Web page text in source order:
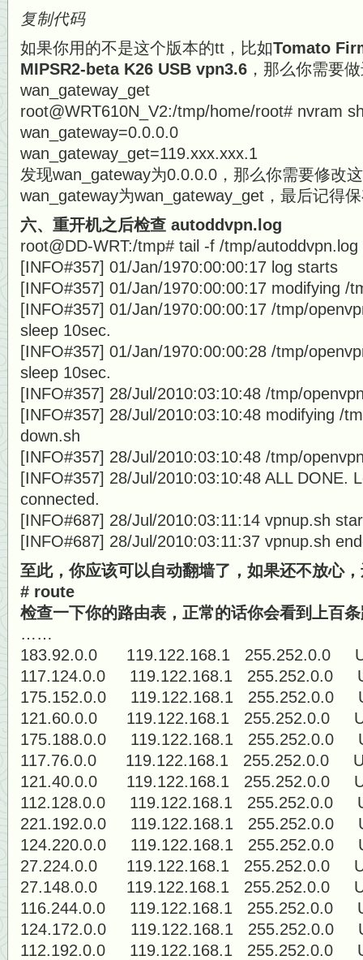
复制代码
如果你用的不是这个版本的tt，比如Tomato
MIPSR2-beta K26 USB vpn3.6 ，那么你需要
wan_gateway_get
root@WRT610N_V2:/tmp/home/root# nvram
wan_gateway=0.0.0.0
wan_gateway_get=119.xxx.xxx.1
发现wan_gateway为0.0.0.0，那么你需要修改
wan_gateway为wan_gateway_get，最后记得
六、重开机之后检查 autoddvpn.log
root@DD-WRT:/tmp# tail -f /tmp/autoddvpn.log
[INFO#357] 01/Jan/1970:00:00:17 log starts
[INFO#357] 01/Jan/1970:00:00:17 modifying /
[INFO#357] 01/Jan/1970:00:00:17 /tmp/
sleep 10sec.
[INFO#357] 01/Jan/1970:00:00:28 /tmp/
sleep 10sec.
[INFO#357] 28/Jul/2010:03:10:48 /tmp/
[INFO#357] 28/Jul/2010:03:10:48 modifying /
down.sh
[INFO#357] 28/Jul/2010:03:10:48 /tmp/
[INFO#357] 28/Jul/2010:03:10:48 ALL DONE.
connected.
[INFO#687] 28/Jul/2010:03:11:14 vpnup.sh
[INFO#687] 28/Jul/2010:03:11:37 vpnup.sh
至此，你应该可以自动翻墙了，如果还不放心
# route
检查一下你的路由表，正常的话你会看到上百
……
183.92.0.0 119.122.168.1
117.124.0.0 119.122.168.1
175.152.0.0 119.122.168.1
121.60.0.0 119.122.168.1
175.188.0.0 119.122.168.1
117.76.0.0 119.122.168.1
121.40.0.0 119.122.168.1
112.128.0.0 119.122.168.1
221.192.0.0 119.122.168.1
124.220.0.0 119.122.168.1
27.224.0.0 119.122.168.1
27.148.0.0 119.122.168.1
116.244.0.0 119.122.168.1
124.172.0.0 119.122.168.1
112.192.0.0 119.122.168.1